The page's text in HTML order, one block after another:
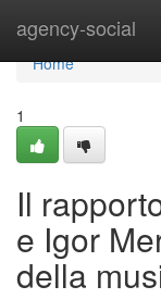
agency-social
Home
Home
1
Il
e Igor
della